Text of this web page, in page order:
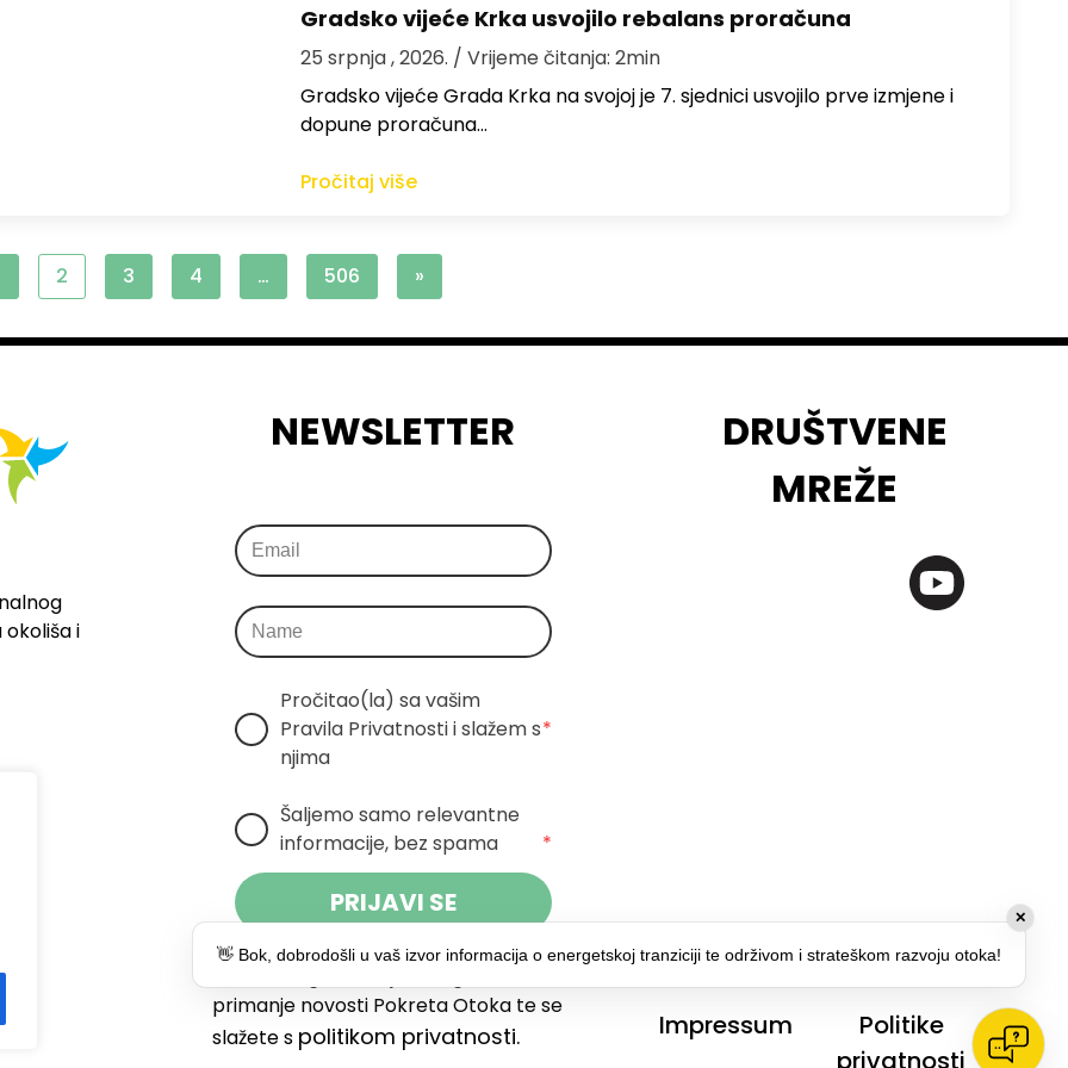
Gradsko vijeće Krka usvojilo rebalans proračuna
25 srpnja , 2026. / Vrijeme čitanja: 2min
Gradsko vijeće Grada Krka na svojoj je 7. sjednici usvojilo prve izmjene i
dopune proračuna…
Pročitaj više
2 3 4 … 506 »
i
NEWSLETTER
Pročitao(la) sa vašim
Pravila Privatnosti i slažem s
njima
*
Šaljemo samo relevantne
informacije, bez spama
*
PRIJAVI SE
primanje novosti Pokreta Otoka te se
slažete s politikom privatnosti.
DRUŠTVENE
MREŽE
Impressum
Politike
privatnosti
✕
👋 Bok, dobrodošli u vaš izvor informacija o energetskoj tranziciji te održivom i strateškom razvoju otoka!